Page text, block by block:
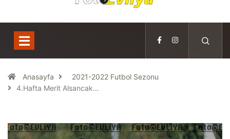
Anasayfa
2021-2022 Futbol Sezonu
4.Hafta Merit Alsancak…